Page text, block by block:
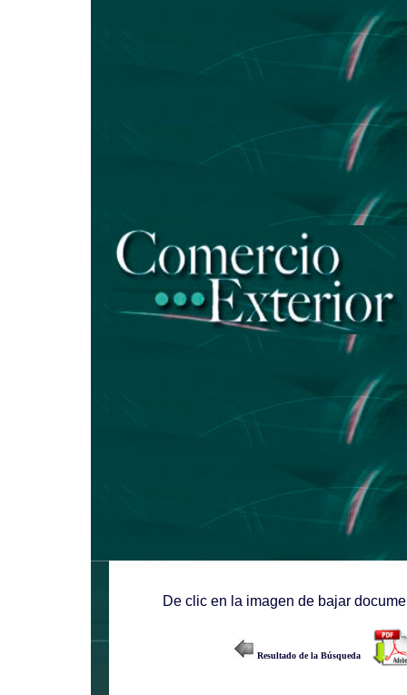
De clic en la imagen de bajar
Resultado de la Búsqueda